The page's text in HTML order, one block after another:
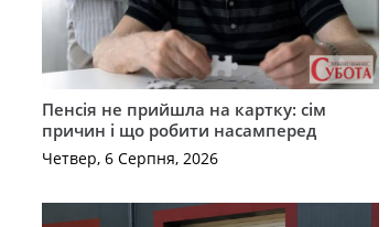
Пенсія не прийшла на картку: сім
причин і що робити насамперед
Четвер, 6 Серпня, 2026